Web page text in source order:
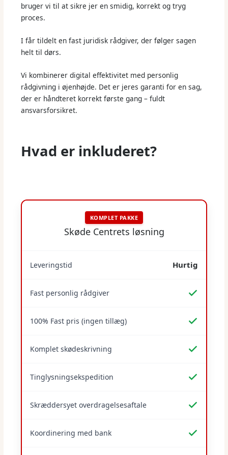
bruger vi til at sikre jer en smidig, korrekt og tryg
proces.
I får tildelt en fast juridisk rådgiver, der følger sagen
helt til dørs.
Vi kombinerer digital effektivitet med personlig
rådgivning i øjenhøjde. Det er jeres garanti for en sag,
der er håndteret korrekt første gang – fuldt
ansvarsforsikret.
Hvad er inkluderet?
KOMPLET PAKKE
Skøde Centrets løsning
Leveringstid Hurtig
Fast personlig rådgiver
100% Fast pris (ingen tillæg)
Komplet skødeskrivning
Tinglysningsekspedition
Skræddersyet overdragelsesaftale
Koordinering med bank